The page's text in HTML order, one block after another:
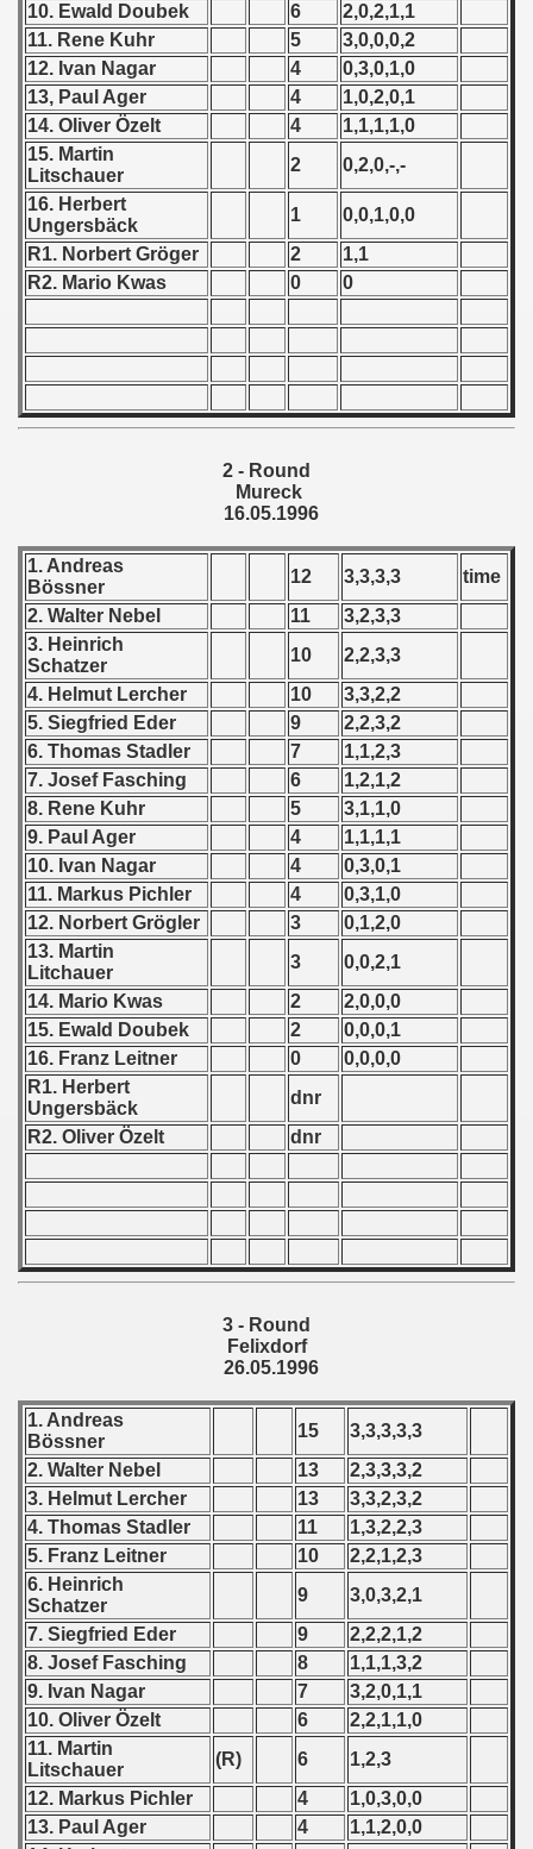
10. Ewald Doubek
6
2,0,2,1,1
11. Rene Kuhr
5
3,0,0,0,2
12. Ivan Nagar
4
0,3,0,1,0
13, Paul Ager
4
1,0,2,0,1
14. Oliver Özelt
4
1,1,1,1,0
15. Martin
Litschauer
2
0,2,0,-,-
16. Herbert
Ungersbäck
1
0,0,1,0,0
R1. Norbert Gröger
2
1,1
R2. Mario Kwas
0 0
2 - Round
Mureck
16.05.1996
1. Andreas
Bössner
12 3,3,3,3
time
2. Walter Nebel
11
3,2,3,3
3. Heinrich
Schatzer
10
2,2,3,3
4. Helmut Lercher
10
3,3,2,2
5. Siegfried Eder
9
2,2,3,2
6. Thomas Stadler
7
1,1,2,3
7. Josef Fasching
6
1,2,1,2
8. Rene Kuhr
5
3,1,1,0
9. Paul Ager
4
1,1,1,1
10. Ivan Nagar
4
0,3,0,1
11. Markus Pichler
4
0,3,1,0
12. Norbert Grögler
3
0,1,2,0
13. Martin
Litchauer
3
0,0,2,1
14. Mario Kwas
2
2,0,0,0
15. Ewald Doubek
2
0,0,0,1
16. Franz Leitner
0
0,0,0,0
R1. Herbert
Ungersbäck
dnr
R2. Oliver Özelt
dnr
3 - Round
Felixdorf
26.05.1996
1. Andreas
Bössner
15
3,3,3,3,3
2. Walter Nebel
13
2,3,3,3,2
3. Helmut Lercher
13
3,3,2,3,2
4. Thomas Stadler
11
1,3,2,2,3
5. Franz Leitner
10
2,2,1,2,3
6. Heinrich
Schatzer
9
3,0,3,2,1
7. Siegfried Eder
9
2,2,2,1,2
8. Josef Fasching
8
1,1,1,3,2
9. Ivan Nagar
7
3,2,0,1,1
10. Oliver Özelt
6
2,2,1,1,0
11. Martin
Litschauer
(R) 6
1,2,3
12. Markus Pichler
4
1,0,3,0,0
13. Paul Ager
4
1,1,2,0,0
- 1961
- 1962
- 1963
- 1964
- 1965
- 1966
- 1967
- 1968
- 1969
1983
1984
1986
- 1989
- 1990
- 1991
- 1992
- 1993
- 1994
- 1995
- 1996
qualifications) - 1996